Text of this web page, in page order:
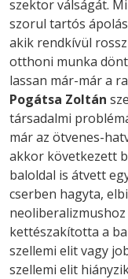
szektor válságát.
szorul tartós
akik rendkívül
otthoni munka
lassan már-már a
Pogátsa Zoltán
társadalmi
már az ötvenes-
akkor következett
baloldal is átvett
cserben hagyta,
kettészakította a
szellemi elit vagy
szellemi elit